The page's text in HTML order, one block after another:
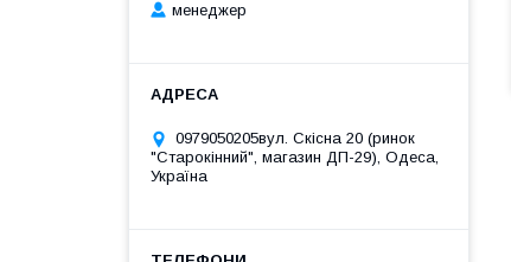
менеджер
0979050205вул. Скісна 20 (ринок
"Старокінний", магазин ДП-29), Одеса,
Україна